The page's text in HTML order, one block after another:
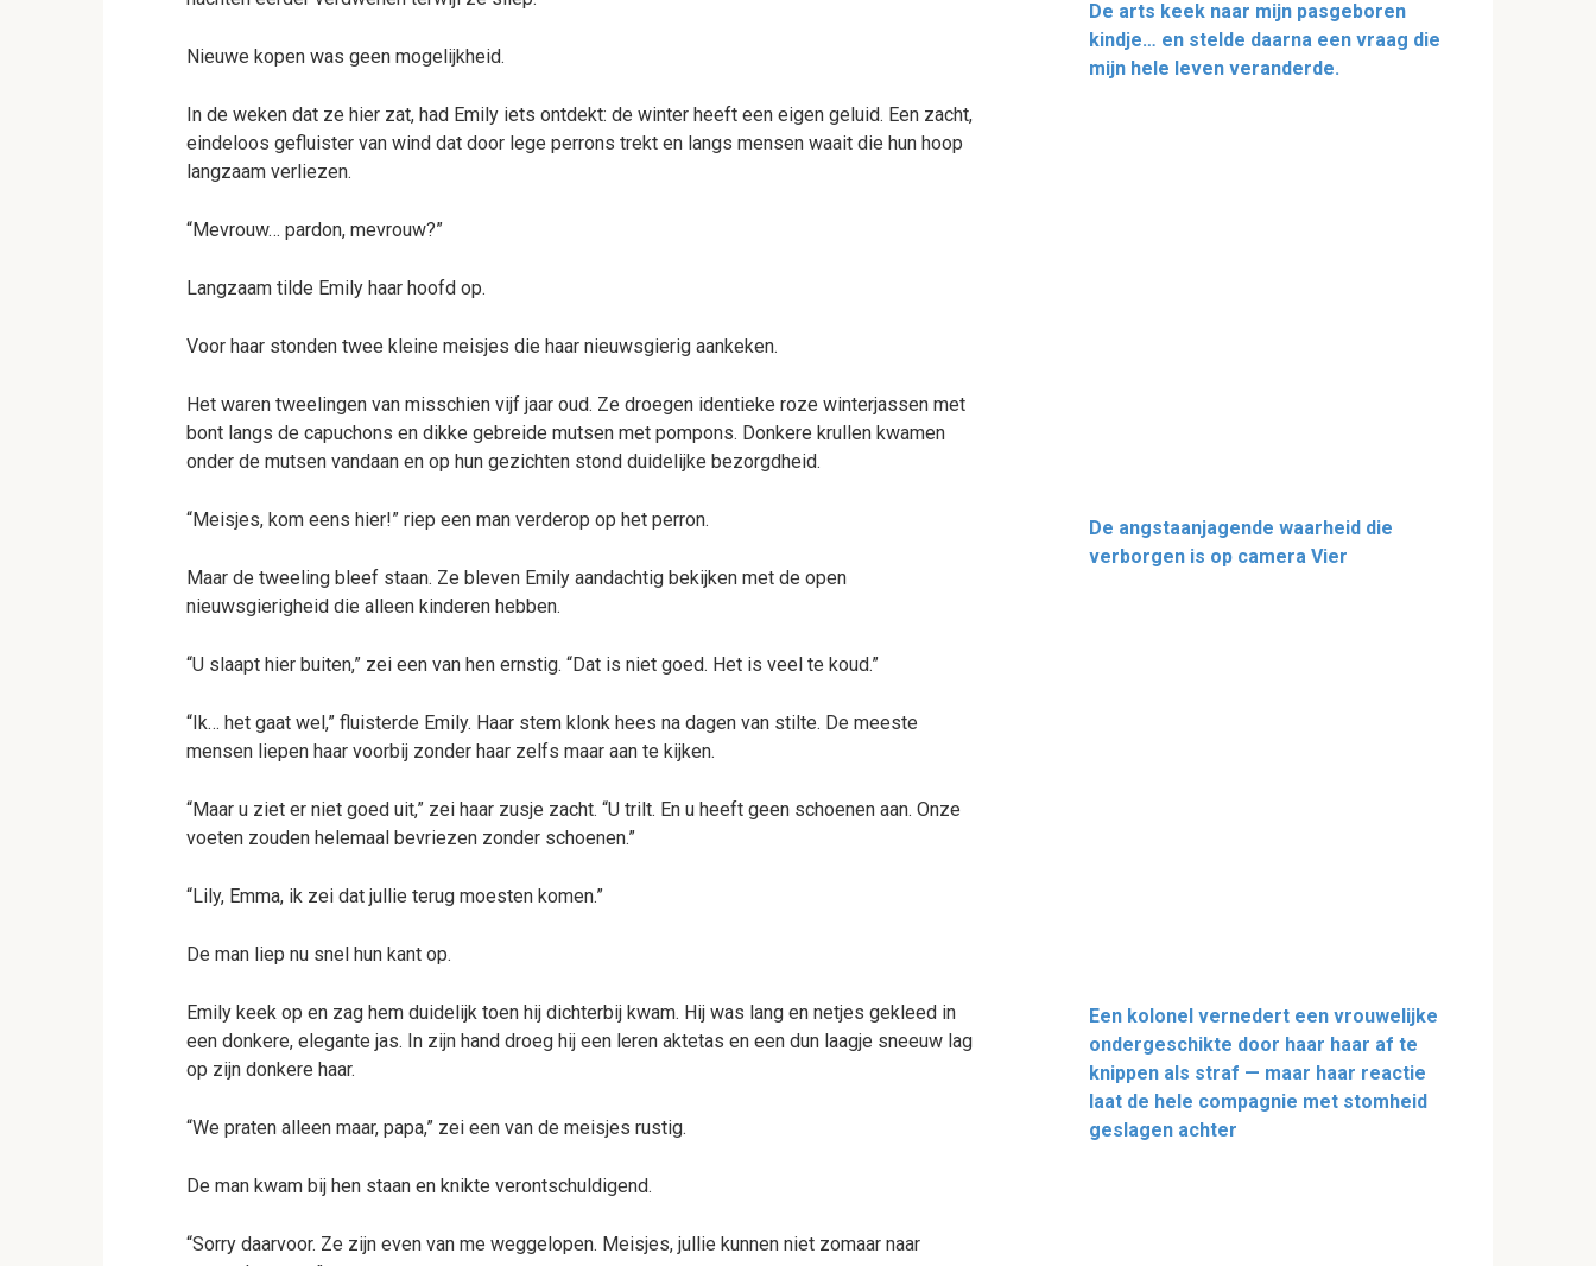
Nieuwe kopen was geen mogelijkheid.
In de weken dat ze hier zat, had Emily iets ontdekt: de winter heeft een eigen geluid. Een zacht,
eindeloos gefluister van wind dat door lege perrons trekt en langs mensen waait die hun hoop
langzaam verliezen.
“Mevrouw… pardon, mevrouw?”
Langzaam tilde Emily haar hoofd op.
Voor haar stonden twee kleine meisjes die haar nieuwsgierig aankeken.
Het waren tweelingen van misschien vijf jaar oud. Ze droegen identieke roze winterjassen met
bont langs de capuchons en dikke gebreide mutsen met pompons. Donkere krullen kwamen
onder de mutsen vandaan en op hun gezichten stond duidelijke bezorgdheid.
“Meisjes, kom eens hier!” riep een man verderop op het perron.
Maar de tweeling bleef staan. Ze bleven Emily aandachtig bekijken met de open
nieuwsgierigheid die alleen kinderen hebben.
“U slaapt hier buiten,” zei een van hen ernstig. “Dat is niet goed. Het is veel te koud.”
“Ik… het gaat wel,” fluisterde Emily. Haar stem klonk hees na dagen van stilte. De meeste
mensen liepen haar voorbij zonder haar zelfs maar aan te kijken.
“Maar u ziet er niet goed uit,” zei haar zusje zacht. “U trilt. En u heeft geen schoenen aan. Onze
voeten zouden helemaal bevriezen zonder schoenen.”
“Lily, Emma, ik zei dat jullie terug moesten komen.”
De man liep nu snel hun kant op.
Emily keek op en zag hem duidelijk toen hij dichterbij kwam. Hij was lang en netjes gekleed in
een donkere, elegante jas. In zijn hand droeg hij een leren aktetas en een dun laagje sneeuw lag
op zijn donkere haar.
“We praten alleen maar, papa,” zei een van de meisjes rustig.
De man kwam bij hen staan en knikte verontschuldigend.
“Sorry daarvoor. Ze zijn even van me weggelopen. Meisjes, jullie kunnen niet zomaar naar
De arts keek naar mijn pasgeboren
kindje… en stelde daarna een vraag die
mijn hele leven veranderde.
De angstaanjagende waarheid die
verborgen is op camera Vier
Een kolonel vernedert een vrouwelijke
ondergeschikte door haar haar af te
knippen als straf — maar haar reactie
laat de hele compagnie met stomheid
geslagen achter